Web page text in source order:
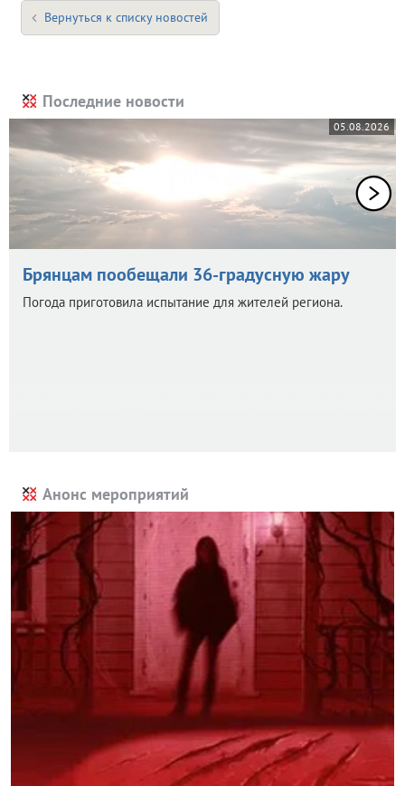
Вернуться к списку новостей
Последние новости
05.08.2026
Брянцам пообещали 36-градусную жару
Погода приготовила испытание для жителей региона.
Анонс мероприятий